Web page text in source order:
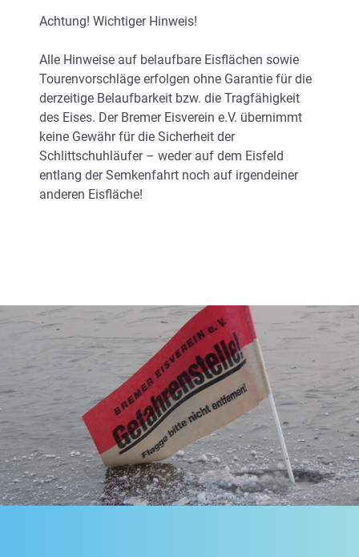
Achtung! Wichtiger Hinweis!
Alle Hinweise auf belaufbare Eisflächen sowie
Tourenvorschläge erfolgen ohne Garantie für die
derzeitige Belaufbarkeit bzw. die Tragfähigkeit
des Eises. Der Bremer Eisverein e.V. übernimmt
keine Gewähr für die Sicherheit der
Schlittschuhläufer – weder auf dem Eisfeld
entlang der Semkenfahrt noch auf irgendeiner
anderen Eisfläche!